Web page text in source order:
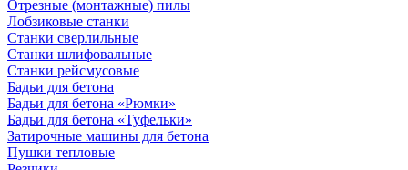
Отрезные (монтажные) пилы
Лобзиковые станки
Станки сверлильные
Станки шлифовальные
Станки рейсмусовые
Бадьи для бетона
Бадьи для бетона «Рюмки»
Бадьи для бетона «Туфельки»
Затирочные машины для бетона
Пушки тепловые